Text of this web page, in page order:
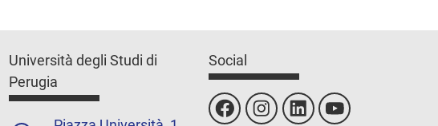
Università degli Studi di
Perugia
Social